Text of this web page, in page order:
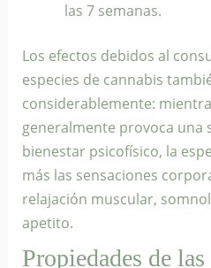
las 7 semanas.
Los efectos debidos al
especies de cannabis
considerablemente:
generalmente provoca una
bienestar psicofísico, la
más las sensaciones
relajación muscular,
apetito.
Propiedades de